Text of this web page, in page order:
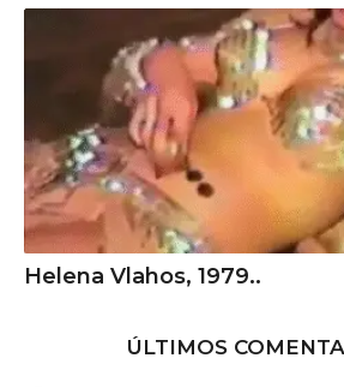
Helena Vlahos, 1979..
ÚLTIMOS